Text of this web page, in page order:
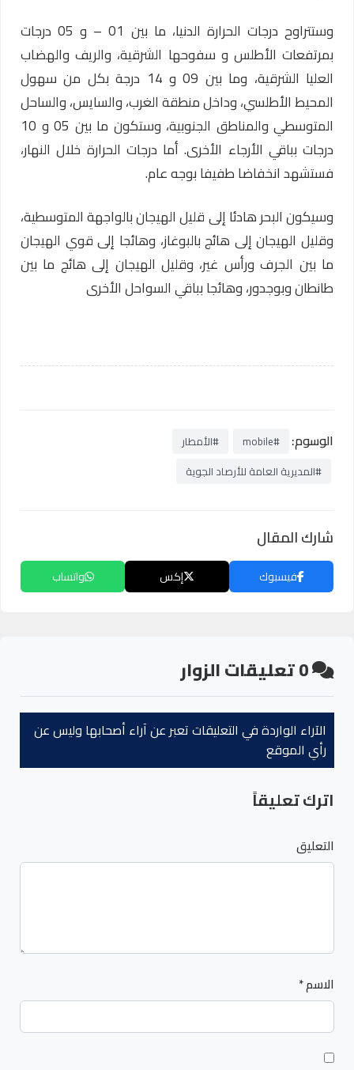
وستتراوح درجات الحرارة الدنيا، ما بين 01 – و 05 درجات
بمرتفعات الأطلس و سفوحها الشرقية، والريف والهضاب
العليا الشرقية، وما بين 09 و 14 درجة بكل من سهول
المحيط الأطلسي، وداخل منطقة الغرب، والسايس، والساحل
المتوسطي والمناطق الجنوبية، وستكون ما بين 05 و 10
درجات بباقي الأرجاء الأخرى. أما درجات الحرارة خلال النهار،
فستشهد انخفاضا طفيفا بوجه عام.
وسيكون البحر هادئا إلى قليل الهيجان بالواجهة المتوسطية،
وقليل الهيجان إلى هائج بالبوغاز، وهائجا إلى قوي الهيجان
ما بين الجرف ورأس غير، وقليل الهيجان إلى هائج ما بين
طانطان وبوجدور، وهائجا بباقي السواحل الأخرى
الوسوم: #mobile
#الأمطار
#المديرية العامة للأرصاد الجوية
شارك المقال
فيسبوك إكس واتساب
0تعليقات الزوار
الآراء الواردة في التعليقات تعبر عن آراء أصحابها وليس عن
رأي الموقع
اترك تعليقاً
التعليق
الاسم*